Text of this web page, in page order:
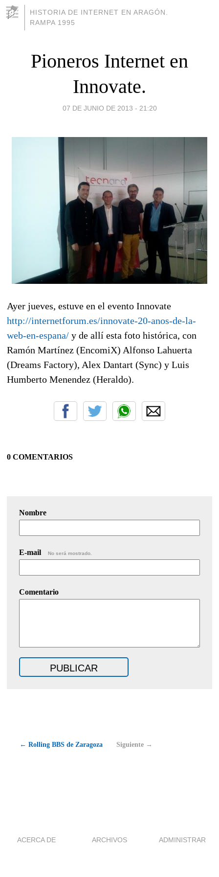
HISTORIA DE INTERNET EN ARAGÓN.
RAMPA 1995
Pioneros Internet en
Innovate.
07 DE JUNIO DE 2013 - 21:20
Ayer jueves, estuve en el evento Innovate
http://internetforum.es/innovate-20-anos-de-la-
web-en-espana/ y de allí esta foto histórica, con
Ramón Martínez (EncomiX) Alfonso Lahuerta
(Dreams Factory), Alex Dantart (Sync) y Luis
Humberto Menendez (Heraldo).
0 COMENTARIOS
Nombre
E-mail No será mostrado.
Comentario
← Rolling BBS de Zaragoza Siguiente →
ACERCA DE ARCHIVOS ADMINISTRAR